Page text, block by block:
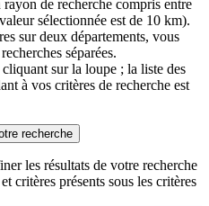
de recherche compris entre
sélectionnée est de 10 km).
sur deux départements, vous
séparées.
sur la loupe ; la liste des
à vos critères de recherche est
recherche
les résultats de votre recherche
critères présents sous les critères